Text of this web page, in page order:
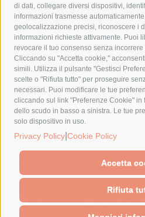
di dati, collegare diversi dispositivi,
informazioni trasmesse
geolocalizzazione precisi, riconoscere i
informazioni richieste attivamente. Puoi
revocare il tuo consenso senza
Cliccando su "Accetta cookie,"
simili. Utilizza il pulsante "Gestisci
scelte o "Rifiuta tutto" per proseguire
necessari. Puoi modificare le tue
cliccando sul link "Preferenze Cookie"
dello scudo in basso a sinistra. Le tue
solo dispositivo in uso.
Privacy Policy Cookie Policy
Accetta
Rifiuta
massimo coppola
Meta napoli
penisola sorrentina
piano di
protezione civile
Regione
sindaco cuomo
sorrento
turismo
Vico Equense villa
© 2015 SorrentoPress. All rights
Il giornale online della Penisola
Cookie Policy